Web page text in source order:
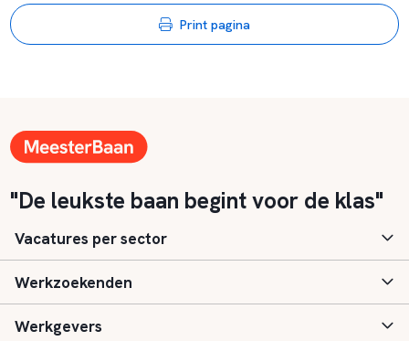
Print pagina
"De leukste baan begint voor de klas"
Vacatures per sector
Basisonderwijs
Speciaal (basis) onderwijs
Werkzoekenden
Aanmelden
Werkgevers